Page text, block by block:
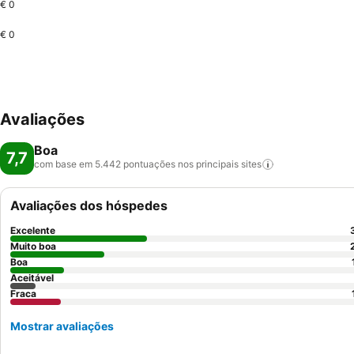
€ 0
€ 0
Avaliações
7,7 Boa
com base em 5.442 pontuações nos principais sites
Avaliações dos hóspedes
Excelente
Muito boa
Boa
Aceitável
Fraca
Mostrar avaliações